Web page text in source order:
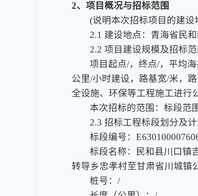
2、项目概况与招标范围
(说明本次招标项目的建设
2.1 建设地点：青海省民
2.2 项目建设规模及招标范
项目起点/，终点/，平均
公里/小时建设，路基宽/米，
全设施、环保等工程施工进行
本次招标的范围：标段范
2.3 招标工程标段划分及
标段编号：
标段名称：民和县川口镇
转导乡忠孝村至甘肃省川城镇
桩号：/